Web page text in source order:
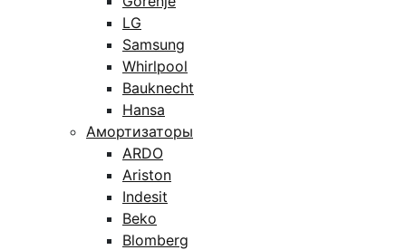
LG
Samsung
Whirlpool
Bauknecht
Hansa
Амортизаторы
ARDO
Ariston
Indesit
Beko
Blomberg